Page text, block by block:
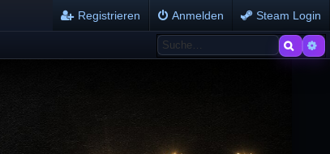
Steam Login
Anmelden
Registrieren
Suche